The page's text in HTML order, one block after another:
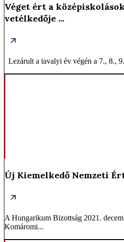
Véget ért a
vetélkedője ...
Lezárult a tavalyi év végén a 7., 8.,
Új Kiemelkedő Nemzeti
A Hungarikum Bizottság 2021.
Komáromi...